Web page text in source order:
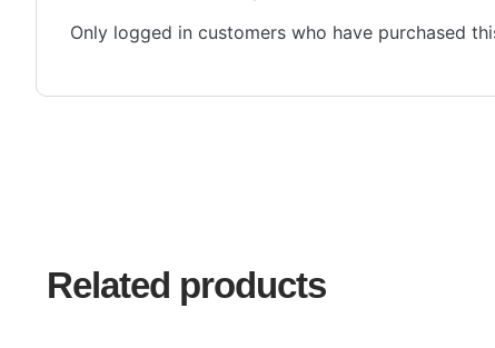
Only logged in customers who have purchased
Related products